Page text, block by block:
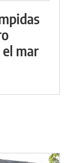
mar